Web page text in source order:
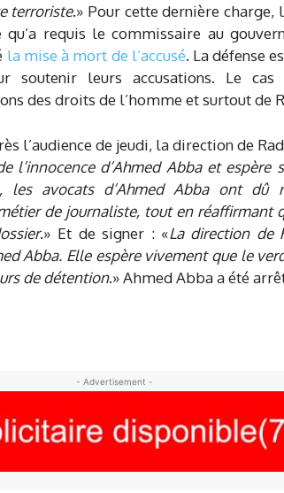
terroriste.» Pour cette dernière charge,
requis le commissaire au
la mise à mort de l’accusé. La défense
soutenir leurs accusations. Le cas
des droits de l’homme et surtout de
l’audience de jeudi, la direction de
l’innocence d’Ahmed Abba et espère
les avocats d’Ahmed Abba ont dû
de journaliste, tout en réaffirmant
.» Et de signer : «La direction de
Abba. Elle espère vivement que le
de détention.» Ahmed Abba a été
- Advertisement -